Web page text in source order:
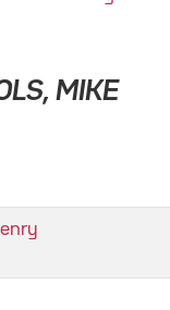
MIKE